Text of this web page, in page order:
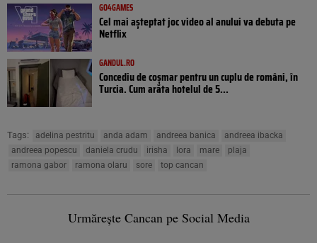
GO4GAMES
Cel mai așteptat joc video al anului va debuta pe
Netflix
GANDUL.RO
Concediu de coșmar pentru un cuplu de români, în
Turcia. Cum arăta hotelul de 5...
Tags: adelina pestritu anda adam andreea banica
andreea ibacka
andreea popescu
daniela crudu irisha lora mare
plaja
ramona gabor
ramona olaru sore top cancan
Urmărește Cancan pe Social Media